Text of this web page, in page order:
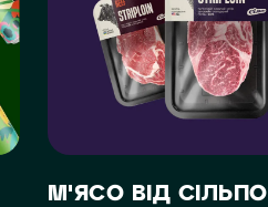
М'ЯСО ВІД СІЛЬПО